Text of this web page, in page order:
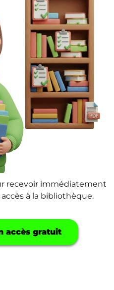
recevoir immédiatement
à la bibliothèque.
accès gratuit